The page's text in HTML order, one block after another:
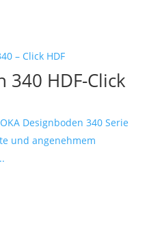
340 HDF-Click
Designboden 340 Serie
und angenehmem